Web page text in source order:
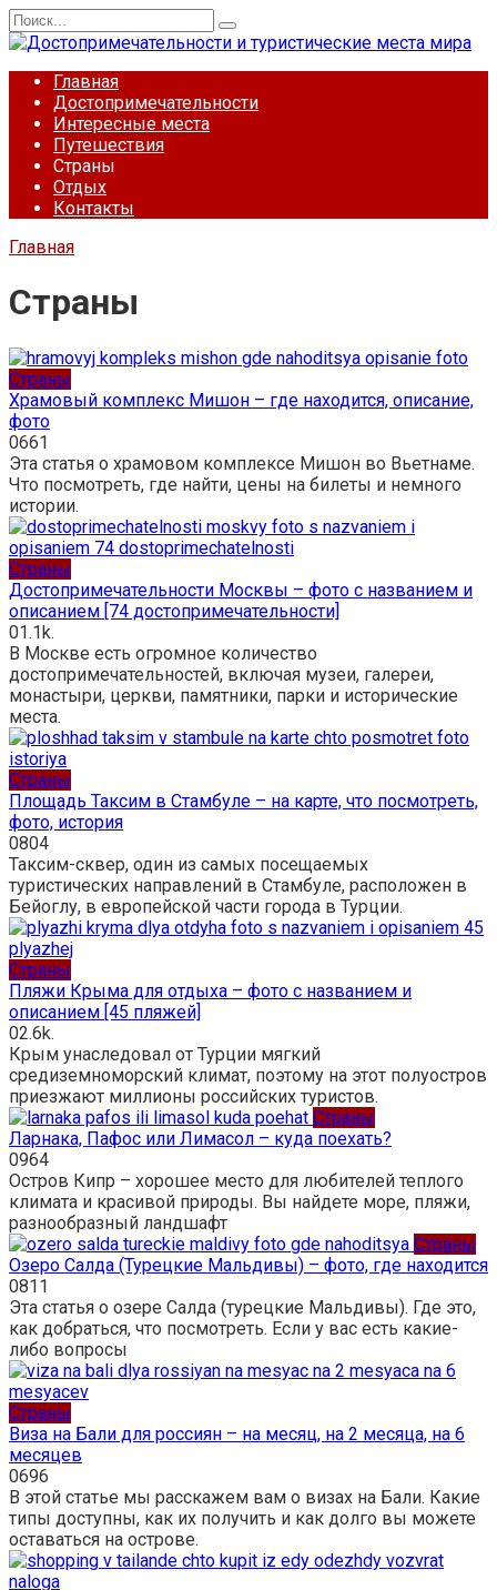
Перейти
к
Search
for:
Главная
Достопримечательности
Интересные места
Путешествия
Страны
Отдых
Контакты
Главная
Страны
Страны
Храмовый комплекс Мишон – где находится, описание,
фото
0661
Эта статья о храмовом комплексе Мишон во Вьетнаме.
Что посмотреть, где найти, цены на билеты и немного
истории.
Страны
Достопримечательности Москвы – фото с названием и
описанием [74 достопримечательности]
01.1k.
В Москве есть огромное количество
достопримечательностей, включая музеи, галереи,
монастыри, церкви, памятники, парки и исторические
места.
Страны
Площадь Таксим в Стамбуле – на карте, что посмотреть,
фото, история
0804
Таксим-сквер, один из самых посещаемых
туристических направлений в Стамбуле, расположен в
Бейоглу, в европейской части города в Турции.
Страны
Пляжи Крыма для отдыха – фото с названием и
описанием [45 пляжей]
02.6k.
Крым унаследовал от Турции мягкий
средиземноморский климат, поэтому на этот полуостров
приезжают миллионы российских туристов.
Страны
Ларнака, Пафос или Лимасол – куда поехать?
0964
Остров Кипр – хорошее место для любителей теплого
климата и красивой природы. Вы найдете море, пляжи,
разнообразный ландшафт
Страны
Озеро Салда (Турецкие Мальдивы) – фото, где находится
0811
Эта статья о озере Салда (турецкие Мальдивы). Где это,
как добраться, что посмотреть. Если у вас есть какие-
либо вопросы
Страны
Виза на Бали для россиян – на месяц, на 2 месяца, на 6
месяцев
0696
В этой статье мы расскажем вам о визах на Бали. Какие
типы доступны, как их получить и как долго вы можете
оставаться на острове.